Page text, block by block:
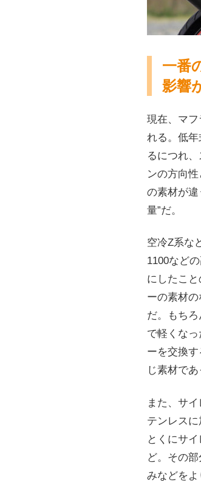
一番
影響
現在、マフ
れる。低
るにつれ
ンの方向
の素材が
量”だ。
空冷Z系な
1100など
にしたこ
ーの素材
だ。もち
で軽くな
ーを交換
じ素材で
また、サ
テンレス
とくにサ
ど。その
みなどをよ